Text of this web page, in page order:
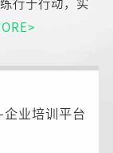
行于行动，实
业培训平台